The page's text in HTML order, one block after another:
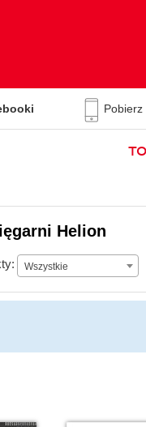
Pobierz
Helion
Wszystkie